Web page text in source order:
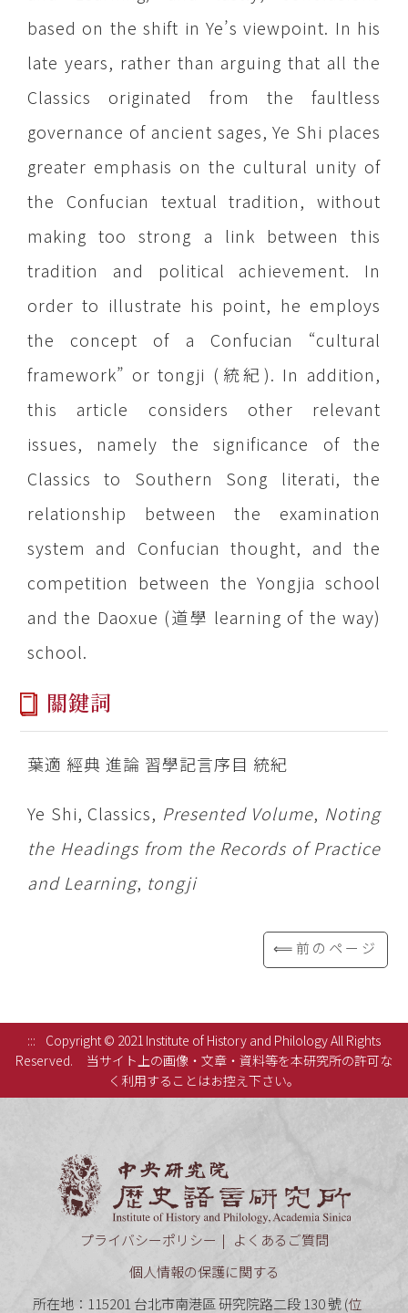
based on the shift in Ye’s viewpoint. In his
late years, rather than arguing that all the
Classics originated from the faultless
governance of ancient sages, Ye Shi places
greater emphasis on the cultural unity of
the Confucian textual tradition, without
making too strong a link between this
tradition and political achievement. In
order to illustrate his point, he employs
the concept of a Confucian “cultural
framework” or tongji (統紀). In addition,
this article considers other relevant
issues, namely the significance of the
Classics to Southern Song literati, the
relationship between the examination
system and Confucian thought, and the
competition between the Yongjia school
and the Daoxue (道學 learning of the way)
school.
關鍵詞
葉適 經典 進論 習學記言序目 統紀
Ye Shi, Classics, Presented Volume, Noting
the Headings from the Records of Practice
and Learning, tongji
⟸前のページ
:::
Copyright © 2021 Institute of History and Philology All Rights
Reserved.
当サイト上の画像・文章・資料等を本研究所の許可な
く利用することはお控え下さい。
プライバシーポリシー
よくあるご質問
個人情報の保護に関する
所在地：115201 台北市南港區 研究院路二段 130 號 (位